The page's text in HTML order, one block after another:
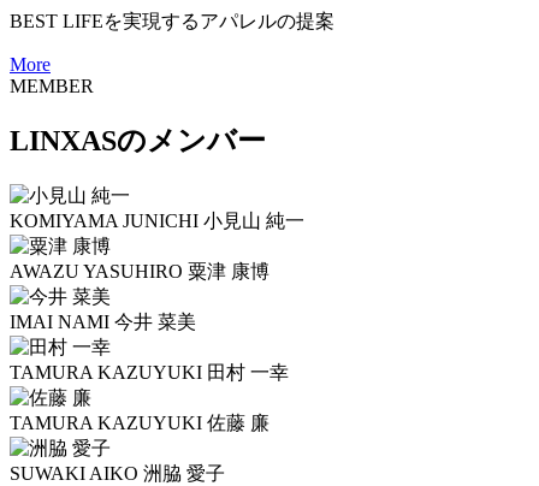
BEST LIFEを実現するアパレルの提案
More
MEMBER
LINXASのメンバー
KOMIYAMA JUNICHI 小見山 純一
AWAZU YASUHIRO 粟津 康博
IMAI NAMI 今井 菜美
TAMURA KAZUYUKI 田村 一幸
TAMURA KAZUYUKI 佐藤 廉
SUWAKI AIKO 洲脇 愛子